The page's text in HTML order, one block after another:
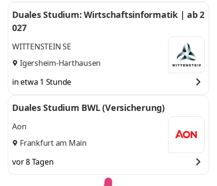
Duales Studium: Wirtschaftsinformatik | ab 2
027
WITTENSTEIN SE
Igersheim-Harthausen
in etwa 1 Stunde
Duales Studium BWL (Versicherung)
Aon
Frankfurt am Main
vor 8 Tagen